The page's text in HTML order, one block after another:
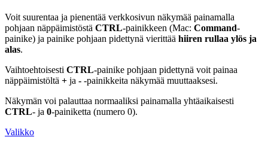
Voit suurentaa ja pienentää verkkosivun näkymää painamalla
pohjaan näppäimistöstä CTRL-painikkeen (Mac: Command-
painike) ja painike pohjaan pidettynä vierittää hiiren rullaa ylös ja
alas.
Vaihtoehtoisesti CTRL-painike pohjaan pidettynä voit painaa
näppäimistöltä + ja - -painikkeita näkymää muuttaaksesi.
Näkymän voi palauttaa normaaliksi painamalla yhtäaikaisesti
CTRL- ja 0-painiketta (numero 0).
Valikko